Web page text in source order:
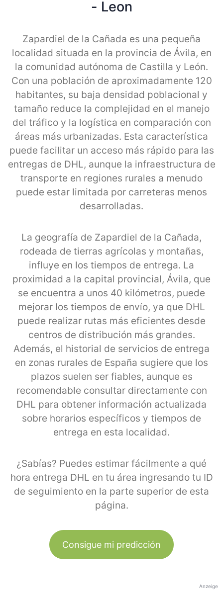
- Leon
Zapardiel de la Cañada es una pequeña
localidad situada en la provincia de Ávila, en
la comunidad autónoma de Castilla y León.
Con una población de aproximadamente 120
habitantes, su baja densidad poblacional y
tamaño reduce la complejidad en el manejo
del tráfico y la logística en comparación con
áreas más urbanizadas. Esta característica
puede facilitar un acceso más rápido para las
entregas de DHL, aunque la infraestructura de
transporte en regiones rurales a menudo
puede estar limitada por carreteras menos
desarrolladas.
La geografía de Zapardiel de la Cañada,
rodeada de tierras agrícolas y montañas,
influye en los tiempos de entrega. La
proximidad a la capital provincial, Ávila, que
se encuentra a unos 40 kilómetros, puede
mejorar los tiempos de envío, ya que DHL
puede realizar rutas más eficientes desde
centros de distribución más grandes.
Además, el historial de servicios de entrega
en zonas rurales de España sugiere que los
plazos suelen ser fiables, aunque es
recomendable consultar directamente con
DHL para obtener información actualizada
sobre horarios específicos y tiempos de
entrega en esta localidad.
¿Sabías? Puedes estimar fácilmente a qué
hora entrega DHL en tu área ingresando tu ID
de seguimiento en la parte superior de esta
página.
Consigue mi predicción
Anzeige